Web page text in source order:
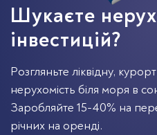
Шукаєте
інвестицій?
Розгляньте ліквідну,
нерухомість біля моря в
Заробляйте 15-40% на
річних на оренді.